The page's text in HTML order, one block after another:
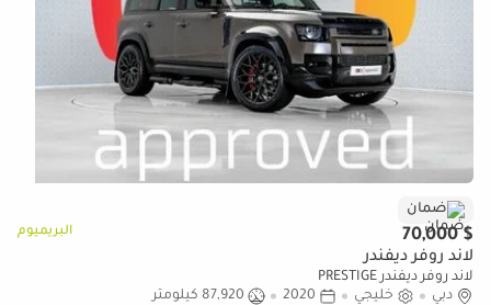
ضمان
$ 70,000 البريميوم
لاند روفر ديفندر
لاند روفر ديفندر PRESTIGE
دبي
خليجي 2020
87,920 كيلومتر